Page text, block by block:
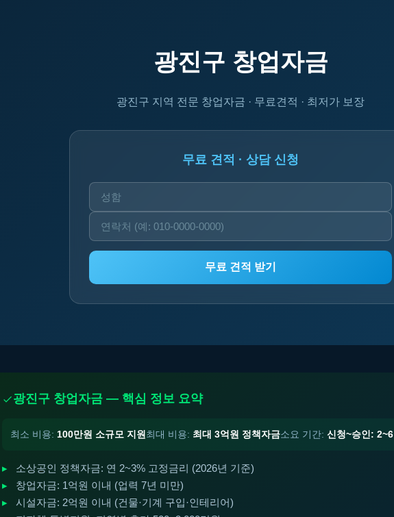
광진구 창업자금
광진구 지역 전문 창업자금 · 무료견적 · 최저가 보장
무료 견적 · 상담 신청
무료 견적 받기
광진구 창업자금 — 핵심 정보 요약
최소 비용: 100만원 소규모 지원 최대 비용: 최대 3억원 정책자금소요 기간: 신청~승인:
소상공인 정책자금: 연 2~3% 고정금리 (2026년 기준)
창업자금: 1억원 이내 (업력 7년 미만)
시설자금: 2억원 이내 (건물·기계 구입·인테리어)